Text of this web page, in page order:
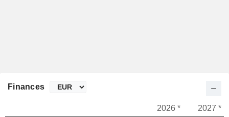
Finances
2026 *
2027 *